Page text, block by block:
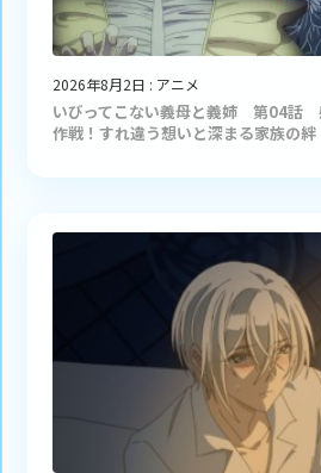
2026年8月2日 : アニメ
いびってこない義母と義姉 第04話
作戦！すれ違う想いと深まる家族の絆